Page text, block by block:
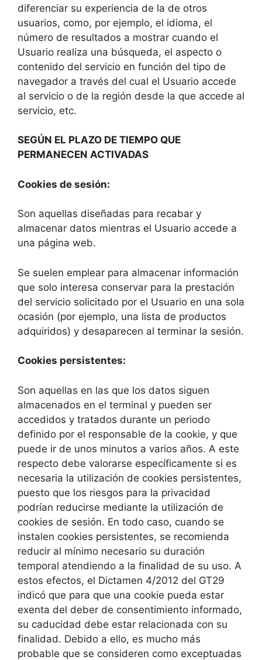
diferenciar su experiencia de la de otros
usuarios, como, por ejemplo, el idioma, el
número de resultados a mostrar cuando el
Usuario realiza una búsqueda, el aspecto o
contenido del servicio en función del tipo de
navegador a través del cual el Usuario accede
al servicio o de la región desde la que accede al
servicio, etc.
SEGÚN EL PLAZO DE TIEMPO QUE
PERMANECEN ACTIVADAS
Cookies de sesión:
Son aquellas diseñadas para recabar y
almacenar datos mientras el Usuario accede a
una página web.
Se suelen emplear para almacenar información
que solo interesa conservar para la prestación
del servicio solicitado por el Usuario en una sola
ocasión (por ejemplo, una lista de productos
adquiridos) y desaparecen al terminar la sesión.
Cookies persistentes:
Son aquellas en las que los datos siguen
almacenados en el terminal y pueden ser
accedidos y tratados durante un periodo
definido por el responsable de la cookie, y que
puede ir de unos minutos a varios años. A este
respecto debe valorarse específicamente si es
necesaria la utilización de cookies persistentes,
puesto que los riesgos para la privacidad
podrían reducirse mediante la utilización de
cookies de sesión. En todo caso, cuando se
instalen cookies persistentes, se recomienda
reducir al mínimo necesario su duración
temporal atendiendo a la finalidad de su uso. A
estos efectos, el Dictamen 4/2012 del GT29
indicó que para que una cookie pueda estar
exenta del deber de consentimiento informado,
su caducidad debe estar relacionada con su
finalidad. Debido a ello, es mucho más
probable que se consideren como exceptuadas